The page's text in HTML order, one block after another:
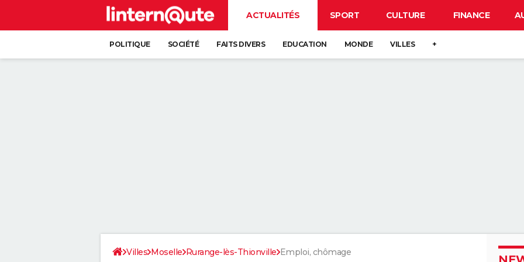
ACTUALITÉS SPORT CULTURE FINANCE
POLITIQUE SOCIÉTÉ FAITS DIVERS EDUCATION MONDE VILLES +
Villes Moselle Rurange-lès-Thionville Emploi, chômage